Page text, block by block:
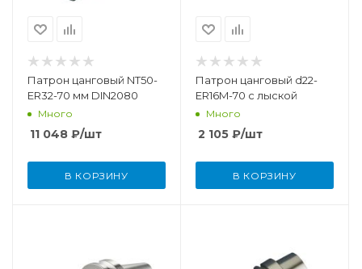
Патрон цанговый NT50-
ER32-70 мм DIN2080
Много
11 048 ₽/шт
В КОРЗИНУ
Патрон цанговый d22-
ER16M-70 с лыской
Много
2 105 ₽/шт
В КОРЗИНУ